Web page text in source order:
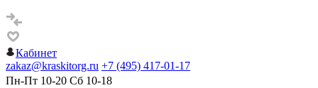
Кабинет
zakaz@kraskitorg.ru +7 (495) 417-01-17
Пн-Пт 10-20 Сб 10-18